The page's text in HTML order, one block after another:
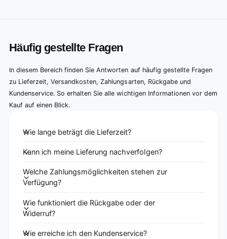
Häufig gestellte Fragen
In diesem Bereich finden Sie Antworten auf häufig gestellte Fragen
zu Lieferzeit, Versandkosten, Zahlungsarten, Rückgabe und
Kundenservice. So erhalten Sie alle wichtigen Informationen vor dem
Kauf auf einen Blick.
Wie lange beträgt die Lieferzeit?
Kann ich meine Lieferung nachverfolgen?
Welche Zahlungsmöglichkeiten stehen zur
Verfügung?
Wie funktioniert die Rückgabe oder der
Widerruf?
Wie erreiche ich den Kundenservice?